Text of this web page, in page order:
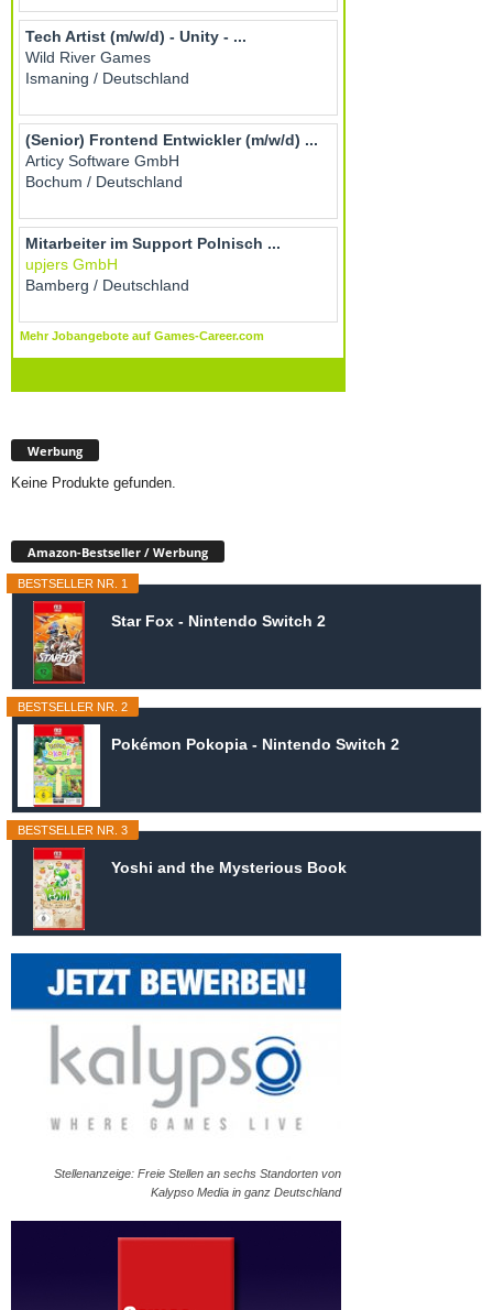
Werbung
Keine Produkte gefunden.
Amazon-Bestseller / Werbung
BESTSELLER NR. 1
Star Fox - Nintendo Switch 2
BESTSELLER NR. 2
Pokémon Pokopia - Nintendo Switch 2
BESTSELLER NR. 3
Yoshi and the Mysterious Book
Stellenanzeige: Freie Stellen an sechs Standorten von
Kalypso Media in ganz Deutschland